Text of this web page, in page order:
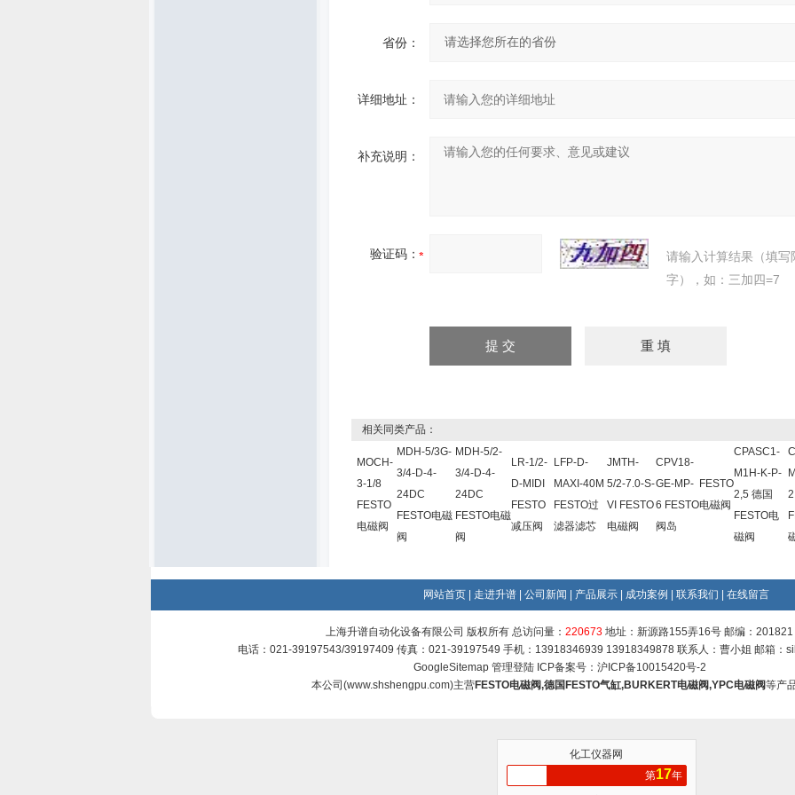
省份：
详细地址：
补充说明：
验证码：
请输入计算结果（填写
字），如：三加四=7
相关同类产品：
MOCH-
3-1/8
FESTO
电磁阀
MDH-5/3G-
3/4-D-4-
24DC
FESTO电磁
阀
MDH-5/2-
3/4-D-4-
24DC
FESTO电磁
阀
LR-1/2-
D-MIDI
FESTO
减压阀
LFP-D-
MAXI-40M
FESTO过
滤器滤芯
JMTH-
5/2-7.0-S-
VI FESTO
电磁阀
CPV18-
GE-MP-
6 FESTO
阀岛
FESTO
电磁阀
CPASC1-
M1H-K-P-
2,5 德国
FESTO电
磁阀
网站首页 走进升谱 公司新闻 产品展示 成功案例 联系我们 在线留言
上海升谱自动化设备有限公司 版权所有 总访问量： 220673 地址：新源路155弄16号 邮编：201821
电话：021-39197543/39197409 传真：021-39197549 手机：13918346939 13918349878 联系人：曹小姐 邮箱：
GoogleSitemap 管理登陆ICP备案号： 沪ICP备10015420号-2
本公司(www.shshengpu.com)主营FESTO电磁阀,德国FESTO气缸,BURKERT电磁阀,YPC电磁阀等产
化工仪器网
第17年